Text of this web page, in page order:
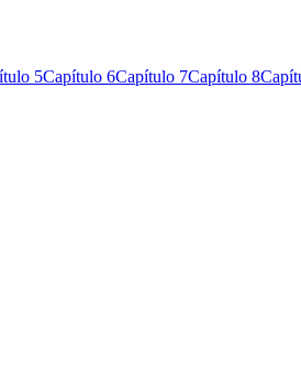
5Capítulo 6Capítulo 7Capítulo 8